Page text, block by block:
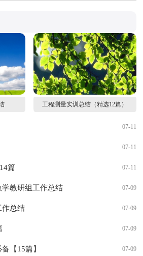
工程测量实训总结（精选12篇）
07-11
07-11
篇 07-11
学教研组工作总结 07-09
作总结 07-09
07-09
【15篇】 07-09